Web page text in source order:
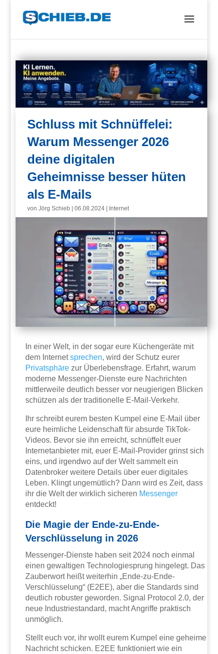
Schluss mit Schnüffelei:
Warum Messenger 2026
deine digitalen
Geheimnisse besser hüten
als E-Mails
vonJörg Schieb |06.08.2024 Internet
In einer Welt, in der sogar eure Küchengeräte mit
dem Internetsprechen, wird der Schutz eurer
Privatsphäre zur Überlebensfrage. Erfahrt, warum
moderne Messenger-Dienste eure Nachrichten
mittlerweile deutlich besser vor neugierigen Blicken
schützen als der traditionelle E-Mail-Verkehr.
Ihr schreibt eurem besten Kumpel eine E-Mail über
eure heimliche Leidenschaft für absurde TikTok-
Videos. Bevor sie ihn erreicht, schnüffelt euer
Internetanbieter mit, euer E-Mail-Provider grinst sich
eins, und irgendwo auf der Welt sammelt ein
Datenbroker weitere Details über euer digitales
Leben. Klingt ungemütlich? Dann wird es Zeit, dass
ihr die Welt der wirklich sicheren Messenger
entdeckt!
Die Magie der Ende-zu-Ende-
Verschlüsselung in 2026
Messenger-Dienste haben seit 2024 noch einmal
einen gewaltigen Technologiesprung hingelegt. Das
Zauberwort heißt weiterhin „Ende-zu-Ende-
Verschlüsselung“ (E2EE), aber die Standards sind
deutlich robuster geworden. Signal Protocol 2.0, der
neue Industriestandard, macht Angriffe praktisch
unmöglich.
Stellt euch vor, ihr wollt eurem Kumpel eine geheime
Nachricht schicken. E2EE funktioniert wie ein